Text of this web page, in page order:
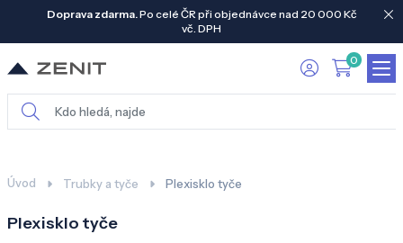
Doprava zdarma.Po celé ČR při objednávce nad 20 000 Kč
vč. DPH
0
Úvod Trubky a tyče Plexisklo tyče
Plexisklo tyče